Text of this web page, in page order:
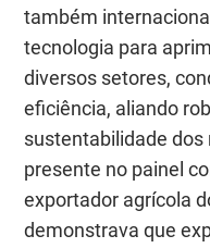
também
tecnologia para
diversos setores,
eficiência, aliando
sustentabilidade dos
presente no painel
exportador agrícola
demonstrava que